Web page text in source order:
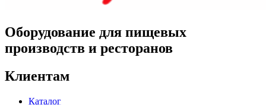
Оборудование для пищевых
производств и ресторанов
Клиентам
Каталог